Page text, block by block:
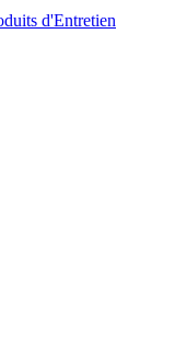
d'Entretien